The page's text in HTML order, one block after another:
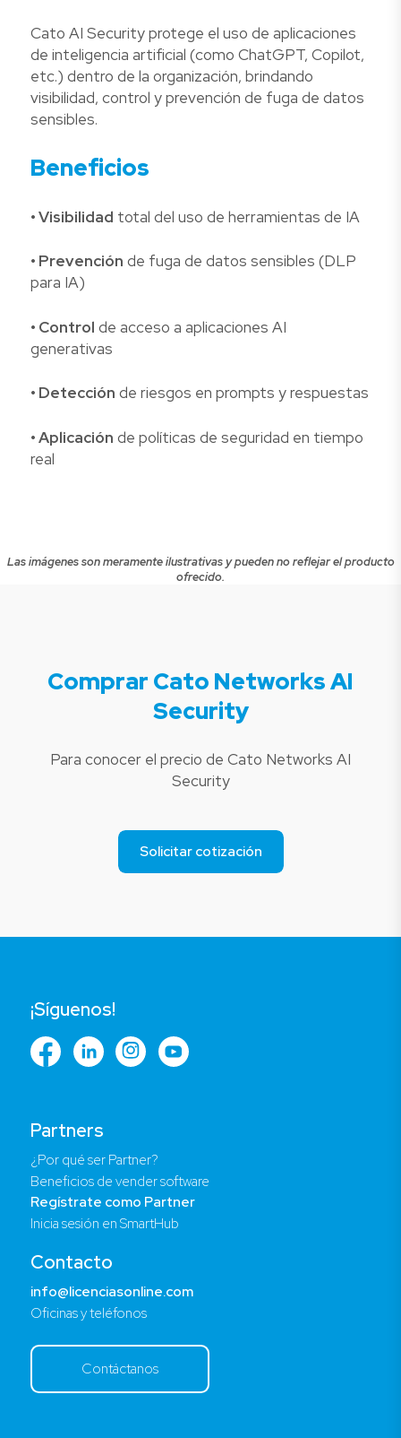
Cato AI Security protege el uso de aplicaciones
de inteligencia artificial (como ChatGPT, Copilot,
etc.) dentro de la organización, brindando
visibilidad, control y prevención de fuga de datos
sensibles.
Beneficios
• Visibilidad total del uso de herramientas de IA
• Prevención de fuga de datos sensibles (DLP
para IA)
• Control de acceso a aplicaciones AI
generativas
• Detección de riesgos en prompts y respuestas
• Aplicación de políticas de seguridad en tiempo
real
Las imágenes son meramente ilustrativas y pueden no reflejar el producto
ofrecido.
Comprar Cato Networks AI
Security
Para conocer el precio de Cato Networks AI
Security
Solicitar cotización
Partners
¿Por qué ser Partner?
Beneficios de vender software
Regístrate como Partner
Inicia sesión en SmartHub
Contacto
info@licenciasonline.com
Oficinas y teléfonos
Contáctanos
¡Síguenos!